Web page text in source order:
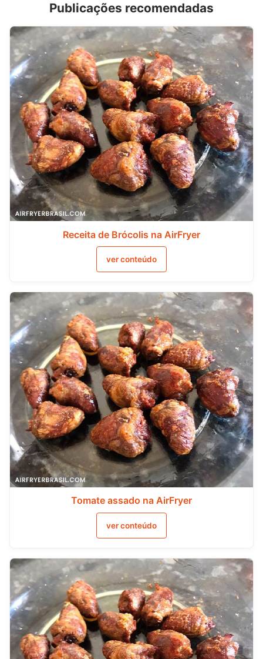
Publicações recomendadas
Receita de Brócolis na AirFryer
ver conteúdo
Tomate assado na AirFryer
ver conteúdo